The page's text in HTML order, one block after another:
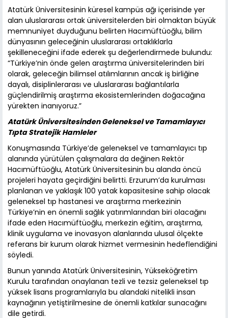
Atatürk Üniversitesinin küresel kampüs ağı içerisinde yer
alan uluslararası ortak üniversitelerden biri olmaktan büyük
memnuniyet duyduğunu belirten Hacımüftüoğlu, bilim
dünyasının geleceğinin uluslararası ortaklıklarla
şekilleneceğini ifade ederek şu değerlendirmede bulundu:
“Türkiye’nin önde gelen araştırma üniversitelerinden biri
olarak, geleceğin bilimsel atılımlarının ancak iş birliğine
dayalı, disiplinlerarası ve uluslararası bağlantılarla
güçlendirilmiş araştırma ekosistemlerinden doğacağına
yürekten inanıyoruz.”
Atatürk Üniversitesinden Geleneksel ve Tamamlayıcı
Tıpta Stratejik Hamleler
Konuşmasında Türkiye’de geleneksel ve tamamlayıcı tıp
alanında yürütülen çalışmalara da değinen Rektör
Hacımüftüoğlu, Atatürk Üniversitesinin bu alanda öncü
projeleri hayata geçirdiğini belirtti. Erzurum’da kurulması
planlanan ve yaklaşık 100 yatak kapasitesine sahip olacak
geleneksel tıp hastanesi ve araştırma merkezinin
Türkiye’nin en önemli sağlık yatırımlarından biri olacağını
ifade eden Hacımüftüoğlu, merkezin eğitim, araştırma,
klinik uygulama ve inovasyon alanlarında ulusal ölçekte
referans bir kurum olarak hizmet vermesinin hedeflendiğini
söyledi.
Bunun yanında Atatürk Üniversitesinin, Yükseköğretim
Kurulu tarafından onaylanan tezli ve tezsiz geleneksel tıp
yüksek lisans programlarıyla bu alandaki nitelikli insan
kaynağının yetiştirilmesine de önemli katkılar sunacağını
dile getirdi.